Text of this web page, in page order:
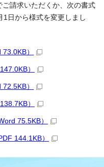
請求いただくか、次の書式
1日から様式を変更しまし
）
）
）
）
75.5KB）
144.1KB）